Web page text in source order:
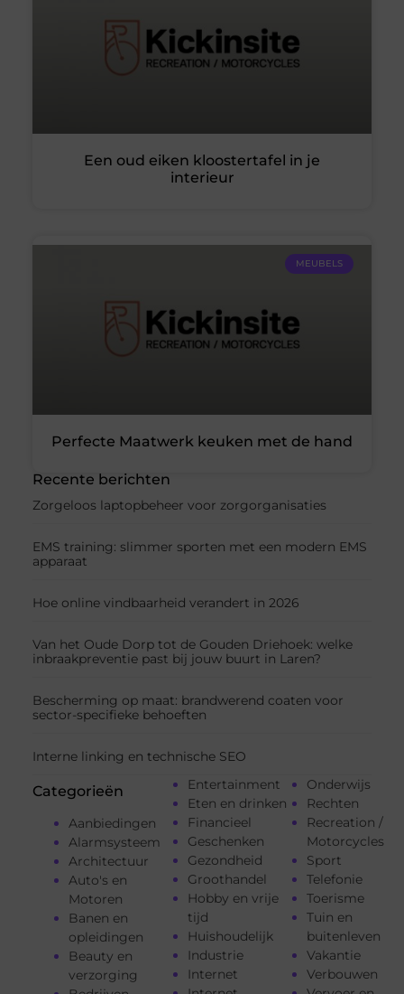
Recente berichten
Zorgeloos laptopbeheer voor zorgorganisaties
EMS training: slimmer sporten met een modern EMS
apparaat
Hoe online vindbaarheid verandert in 2026
Van het Oude Dorp tot de Gouden Driehoek: welke
inbraakpreventie past bij jouw buurt in Laren?
Bescherming op maat: brandwerend coaten voor
sector-specifieke behoeften
Interne linking en technische SEO
Categorieën
Aanbiedingen
Alarmsysteem
Architectuur
Auto's en
Motoren
Banen en
opleidingen
Beauty en
verzorging
Entertainment
Eten en drinken
Financieel
Geschenken
Gezondheid
Groothandel
Hobby en vrije
tijd
Huishoudelijk
Industrie
Internet
Onderwijs
Rechten
Recreation /
Motorcycles
Sport
Telefonie
Toerisme
Tuin en
buitenleven
Vakantie
Verbouwen
Een oud eiken kloostertafel in je
interieur
MEUBELS
Perfecte Maatwerk keuken met de hand